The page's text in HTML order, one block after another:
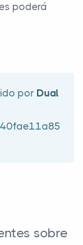
poderá
por Dual
sobre